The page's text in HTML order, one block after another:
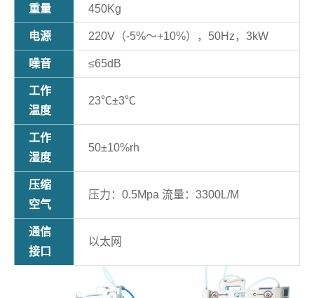
重量 450Kg
电源 220V（-5%～+10%），50Hz，3kW
噪音 ≤65dB
工作
温度
23℃±3℃
工作
湿度
50±10%rh
压缩
空气
压力：0.5Mpa 流量：3300L/M
通信
接口
以太网